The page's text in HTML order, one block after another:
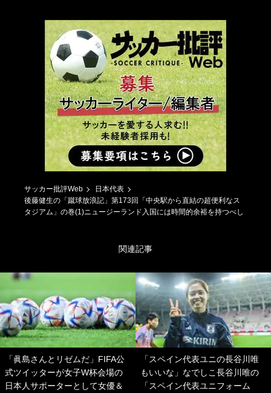
サッカー批評Web
日本代表
後藤健生の「蹴球放浪記」第173回「中央駅から直結の超便利なス
タジアム」の巻(1)ニュージーランド入国には時間的余裕を持つべし
関連記事
「眞島さんとリゼムだ」FIFA公
式ツイッターが女子W杯会場の
日本人サポーターとして女優＆
「スペイン代表ユニの長谷川唯
もいいな」なでしこ長谷川唯の
「スペイン代表ユニフォーム